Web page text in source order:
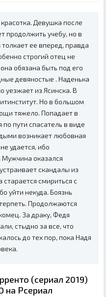
Девушка после
продолжить учебу, но в
ее вперед, правда
строгий отец не
обязана быть под его
девяностые . Наденька
уезжает из Ясинска. В
Но в большом
тяжело. Попадает в
пути спасатель в виде
возникает любовная
удается, ибо
оказался
скандалы из
смириться с
уйти некуда. Боязнь
Продолжаются
За драку, Федя
стыдно за все, что
до тех пор, пока Надя
(сериал 2019)
на Рсериал